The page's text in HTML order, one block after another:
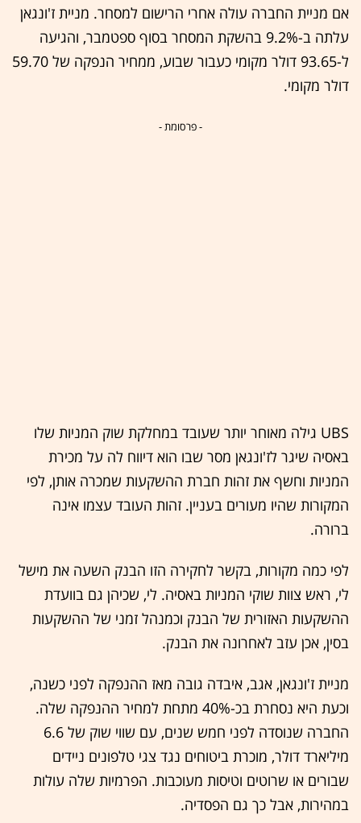
אם מניית החברה עולה אחרי הרישום למסחר. מניית ז'ונגאן
עלתה ב-9.2% בהשקת המסחר בסוף ספטמבר, והגיעה
ל-93.65 דולר מקומי כעבור שבוע, ממחיר הנפקה של 59.70
דולר מקומי.
- פרסומת -
UBS גילה מאוחר יותר שעובד במחלקת שוק המניות שלו
באסיה שיגר לז'ונגאן מסר שבו הוא דיווח לה על מכירת
המניות וחשף את זהות חברת ההשקעות שמכרה אותן, לפי
המקורות שהיו מעורים בעניין. זהות העובד עצמו אינה
ברורה.
לפי כמה מקורות, בקשר לחקירה הזו הבנק השעה את מישל
לי, ראש צוות שוקי המניות באסיה. לי, שכיהן גם בוועדת
ההשקעות האזורית של הבנק וכמנהל זמני של ההשקעות
בסין, אכן עזב לאחרונה את הבנק.
מניית ז'ונגאן, אגב, איבדה גובה מאז ההנפקה לפני כשנה,
וכעת היא נסחרת בכ-40% מתחת למחיר ההנפקה שלה.
החברה שנוסדה לפני חמש שנים, עם שווי שוק של 6.6
מיליארד דולר, מוכרת ביטוחים נגד צגי טלפונים ניידים
שבורים או שרוטים וטיסות מעוכבות. הפרמיות שלה עולות
במהירות, אבל כך גם הפסדיה.